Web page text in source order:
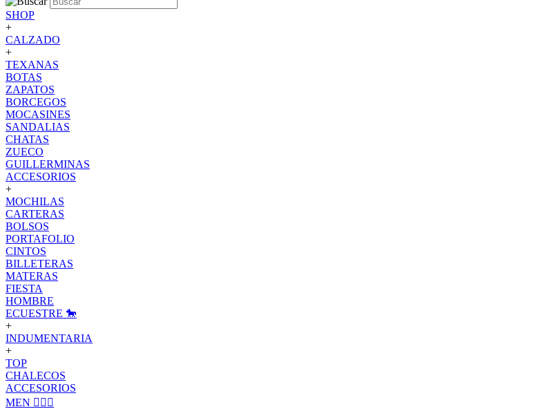
SHOP
+
CALZADO
+
TEXANAS
BOTAS
ZAPATOS
BORCEGOS
MOCASINES
SANDALIAS
CHATAS
ZUECO
GUILLERMINAS
ACCESORIOS
+
MOCHILAS
CARTERAS
BOLSOS
PORTAFOLIO
CINTOS
BILLETERAS
MATERAS
FIESTA
HOMBRE
ECUESTRE 🐎
+
INDUMENTARIA
+
TOP
CHALECOS
ACCESORIOS
MEN 🙋🏽‍♂️